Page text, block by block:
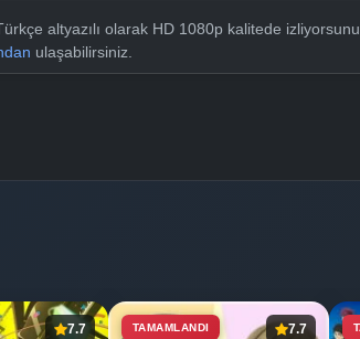
altyazılı olarak HD 1080p kalitede
ulaşabilirsiniz.
7.7 TAMAMLANDI 7.7